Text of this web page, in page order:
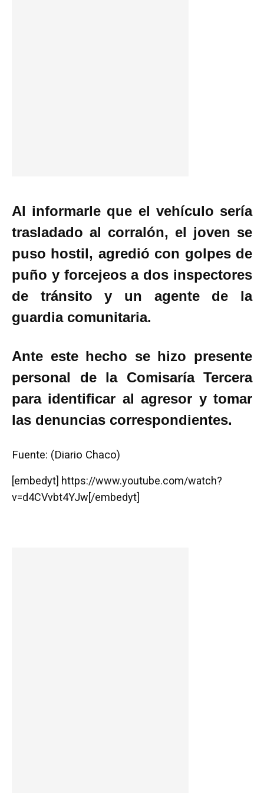
Al informarle que el vehículo sería
trasladado al corralón, el joven se
puso hostil, agredió con golpes de
puño y forcejeos a dos inspectores
de tránsito y un agente de la
guardia comunitaria.
Ante este hecho se hizo presente
personal de la Comisaría Tercera
para identificar al agresor y tomar
las denuncias correspondientes.
Fuente: (Diario Chaco)
[embedyt] https://www.youtube.com/watch?
v=d4CVvbt4YJw[/embedyt]